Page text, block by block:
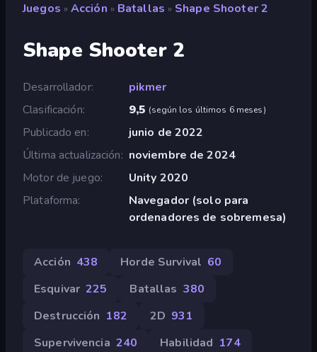
Juegos » Acción » Batallas » Shape Shooter 2
Shape Shooter 2
Desarrollador
pikmer
Clasificación
9,5 (según los últimos 6 meses)
Publicado en
junio de 2022
Última actualización
noviembre de 2024
Motor de juego
Unity 2020
Plataforma
Navegador (solo para
ordenadores de sobremesa)
Acción 438 Horde Survival 60
Esquivar 225 Batallas 380
Destrucción 182 2D 931
Supervivencia 240 Habilidad 174